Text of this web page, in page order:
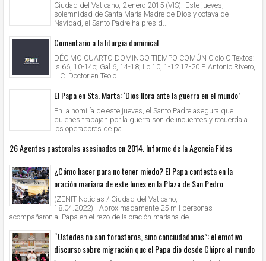
Ciudad del Vaticano, 2 enero 2015 (VIS).-Este jueves,
solemnidad de Santa María Madre de Dios y octava de
Navidad, el Santo Padre ha presid...
Comentario a la liturgia dominical
DÉCIMO CUARTO DOMINGO TIEMPO COMÚN Ciclo C Textos:
Is 66, 10-14c; Gal 6, 14-18; Lc 10, 1-12.17-20 P. Antonio Rivero,
L.C. Doctor en Teolo...
El Papa en Sta. Marta: ‘Dios llora ante la guerra en el mundo’
En la homilía de este jueves, el Santo Padre asegura que
quienes trabajan por la guerra son delincuentes y recuerda a
los operadores de pa...
26 Agentes pastorales asesinados en 2014. Informe de la Agencia Fides
¿Cómo hacer para no tener miedo? El Papa contesta en la
oración mariana de este lunes en la Plaza de San Pedro
(ZENIT Noticias / Ciudad del Vaticano,
18.04.2022).- Aproximadamente 25 mil personas
acompañaron al Papa en el rezo de la oración mariana de...
“Ustedes no son forasteros, sino conciudadanos”: el emotivo
discurso sobre migración que el Papa dio desde Chipre al mundo